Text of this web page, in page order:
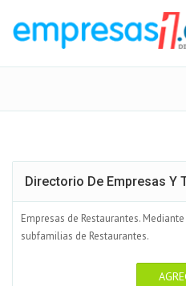
Directorio De Empresas Y
Empresas de Restaurantes.
subfamilias de Restaurantes.